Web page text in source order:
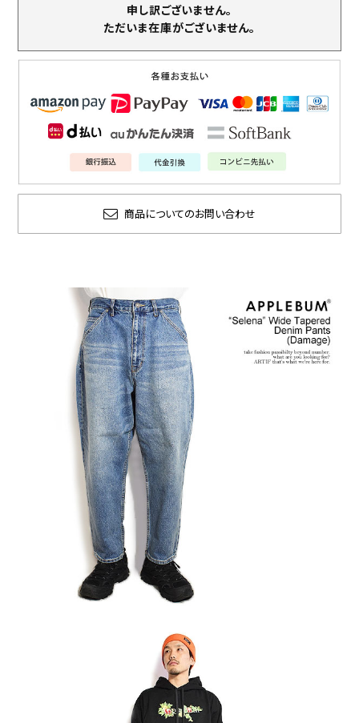
申し訳ございません。
ただいま在庫がございません。
商品についてのお問い合わせ